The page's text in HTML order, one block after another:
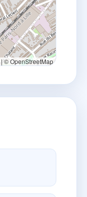
|© OpenStreetMap